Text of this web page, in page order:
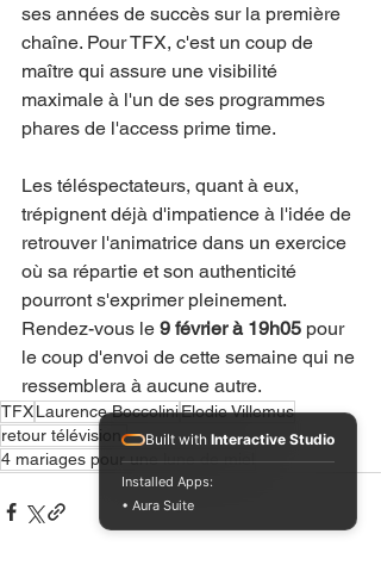
ses années de succès sur la première
chaîne. Pour TFX, c'est un coup de
maître qui assure une visibilité
maximale à l'un de ses programmes
phares de l'access prime time.
Les téléspectateurs, quant à eux,
trépignent déjà d'impatience à l'idée de
retrouver l'animatrice dans un exercice
où sa répartie et son authenticité
pourront s'exprimer pleinement.
Rendez-vous le 9 février à 19h05 pour
le coup d'envoi de cette semaine qui ne
ressemblera à aucune autre.
TFXLaurence BoccoliniElodie Villemus
retour télévision.
4 mariages pour une lune de miel
Built with Interactive Studio
Installed Apps:
• Aura Suite